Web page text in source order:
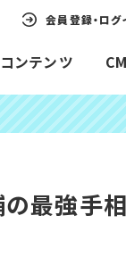
ンテンツ
会員登録・ログ
の最強手